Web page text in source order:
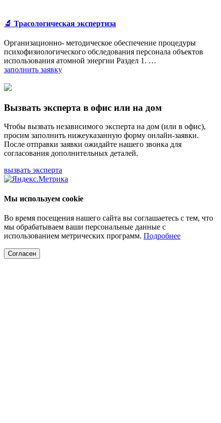
🔬 Трасологическая экспертиза
Организационно- методическое обеспечение процедуры
психофизиологического обследования персонала объектов
использования атомной энергии Раздел 1. …
заполнить заявку
Вызвать эксперта в офис или на дом
Чтобы вызвать независимого эксперта на дом (или в офис),
просим заполнить нижеуказанную форму онлайн-заявки.
После отправки заявки ожидайте нашего звонка для
согласования дополнительных деталей.
вызвать эксперта
Мы используем cookie
Во время посещения нашего сайта вы соглашаетесь с тем, что
мы обрабатываем ваши персональные данные с
использованием метрических программ. Подробнее
Согласен